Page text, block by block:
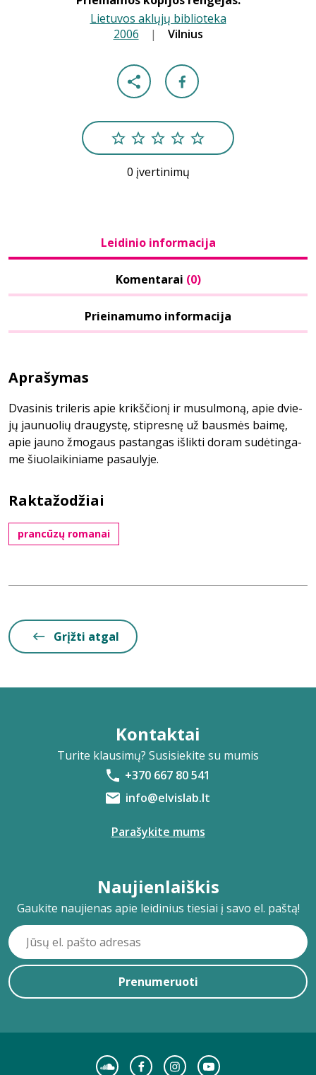
Lietuvos aklųjų biblioteka
2006 | Vilnius
0 įvertinimų
Leidinio informacija
Komentarai (0)
Prieinamumo informacija
Aprašymas
Dva­si­nis tri­le­ris ap­ie krikš­čio­nį ir mu­sul­mo­ną, ap­ie dvie­
jų jau­nuo­lių drau­gys­tę, stip­res­nę už baus­mės bai­mę,
ap­ie jau­no žmo­gaus pas­tan­gas iš­lik­ti do­ram su­dė­tin­ga­
me šiuo­lai­ki­nia­me pa­sau­ly­je.
Raktažodžiai
prancūzų romanai
Grįžti atgal
Kontaktai
Turite klausimų? Susisiekite su mumis
+370 667 80 541
info@elvislab.lt
Parašykite mums
Naujienlaiškis
Gaukite naujienas apie leidinius tiesiai į savo el. paštą!
Prenumeruoti